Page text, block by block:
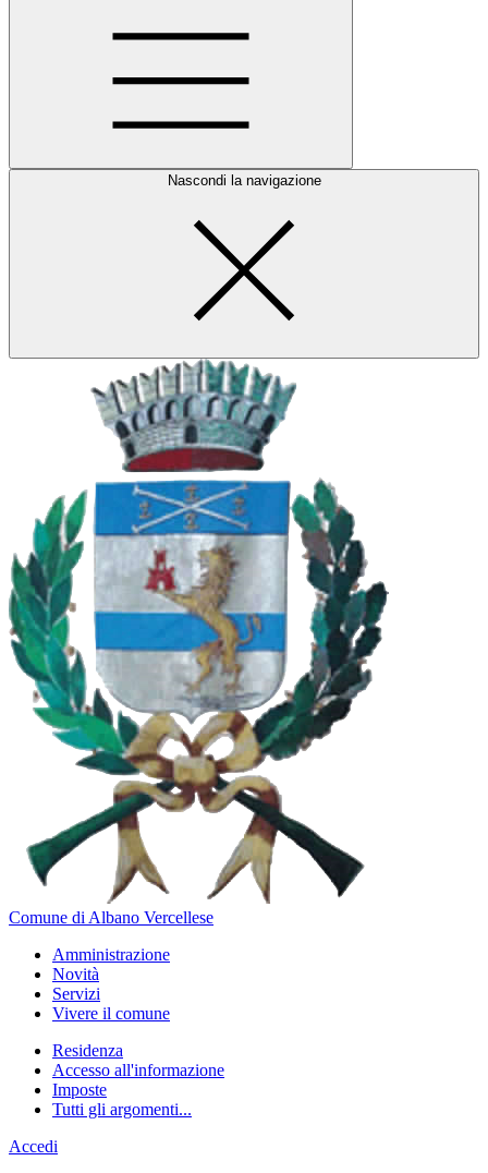
Nascondi la navigazione
Comune di Albano Vercellese
Amministrazione
Novità
Servizi
Vivere il comune
Residenza
Accesso all'informazione
Imposte
Tutti gli argomenti...
Accedi